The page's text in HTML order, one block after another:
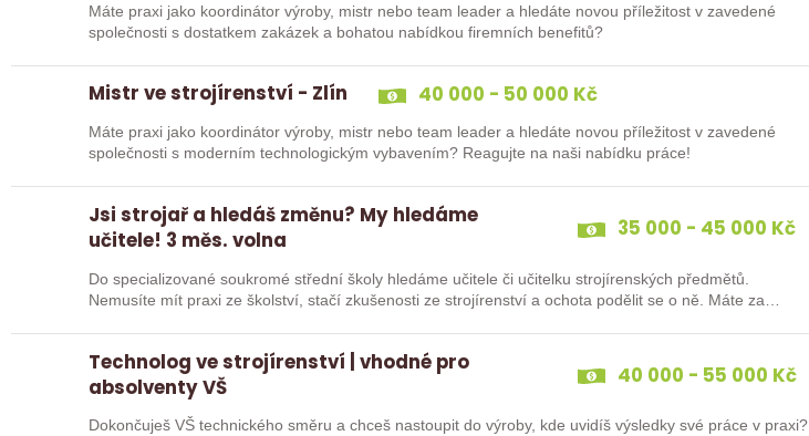
Máte praxi jako koordinátor výroby, mistr nebo team leader a hledáte novou příležitost v zavedené
společnosti s dostatkem zakázek a bohatou nabídkou firemních benefitů?
Mistr ve strojírenství - Zlín 40 000 - 50 000 Kč
Máte praxi jako koordinátor výroby, mistr nebo team leader a hledáte novou příležitost v zavedené
společnosti s moderním technologickým vybavením? Reagujte na naši nabídku práce!
Jsi strojař a hledáš změnu? My hledáme
učitele! 3 měs. volna
35 000 - 45 000 Kč
Do specializované soukromé střední školy hledáme učitele či učitelku strojírenských předmětů.
Nemusíte mít praxi ze školství, stačí zkušenosti ze strojírenství a ochota podělit se o ně. Máte za
Technolog ve strojírenství | vhodné pro
absolventy VŠ
40 000 - 55 000 Kč
Dokončuješ VŠ technického směru a chceš nastoupit do výroby, kde uvidíš výsledky své práce v praxi?